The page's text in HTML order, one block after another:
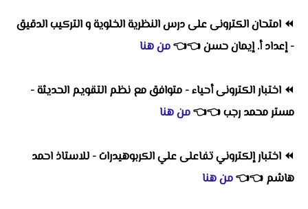
⏪ امتحان الكترونى على درس النظرية الخلوية و التركيب الدقيق
- إعداد أ. إيمان حسن👈
👈من هنا
⏪ اختبار الكترونى أحياء - متوافق مع نظم التقويم الحديثة -
مستر محمد رجب👈
👈من هنا
⏪ اختبار إلكتروني تفاعلى علي الكربوهيدرات - للاستاذ احمد
هاشم 👈
👈من هنا